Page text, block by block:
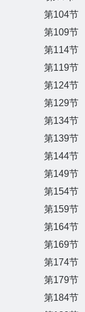
第104节
第109节
第114节
第119节
第124节
第129节
第134节
第139节
第144节
第149节
第154节
第159节
第164节
第169节
第174节
第179节
第184节